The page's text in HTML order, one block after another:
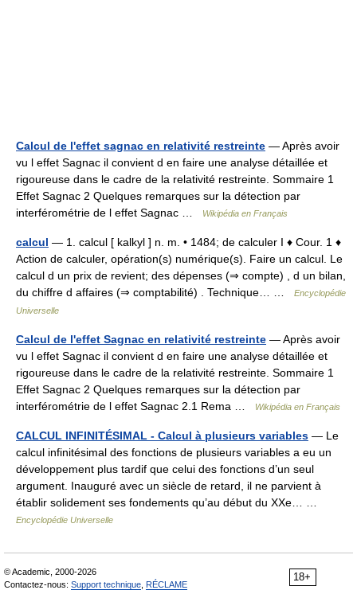
Calcul de l'effet sagnac en relativité restreinte — Après avoir
vu l effet Sagnac il convient d en faire une analyse détaillée et
rigoureuse dans le cadre de la relativité restreinte. Sommaire 1
Effet Sagnac 2 Quelques remarques sur la détection par
interférométrie de l effet Sagnac …
Wikipédia en Français
calcul — 1. calcul [ kalkyl ] n. m. • 1484; de calculer I ♦ Cour. 1 ♦
Action de calculer, opération(s) numérique(s). Faire un calcul. Le
calcul d un prix de revient; des dépenses (⇒ compte) , d un bilan,
du chiffre d affaires (⇒ comptabilité) . Technique… …
Encyclopédie
Universelle
Calcul de l'effet Sagnac en relativité restreinte — Après avoir
vu l effet Sagnac il convient d en faire une analyse détaillée et
rigoureuse dans le cadre de la relativité restreinte. Sommaire 1
Effet Sagnac 2 Quelques remarques sur la détection par
interférométrie de l effet Sagnac 2.1 Rema …
Wikipédia en Français
CALCUL INFINITÉSIMAL - Calcul à plusieurs variables — Le
calcul infinitésimal des fonctions de plusieurs variables a eu un
développement plus tardif que celui des fonctions d’un seul
argument. Inauguré avec un siècle de retard, il ne parvient à
établir solidement ses fondements qu’au début du XXe… …
Encyclopédie Universelle
18+
© Academic, 2000-2026
Contactez-nous: Support technique RÉCLAME